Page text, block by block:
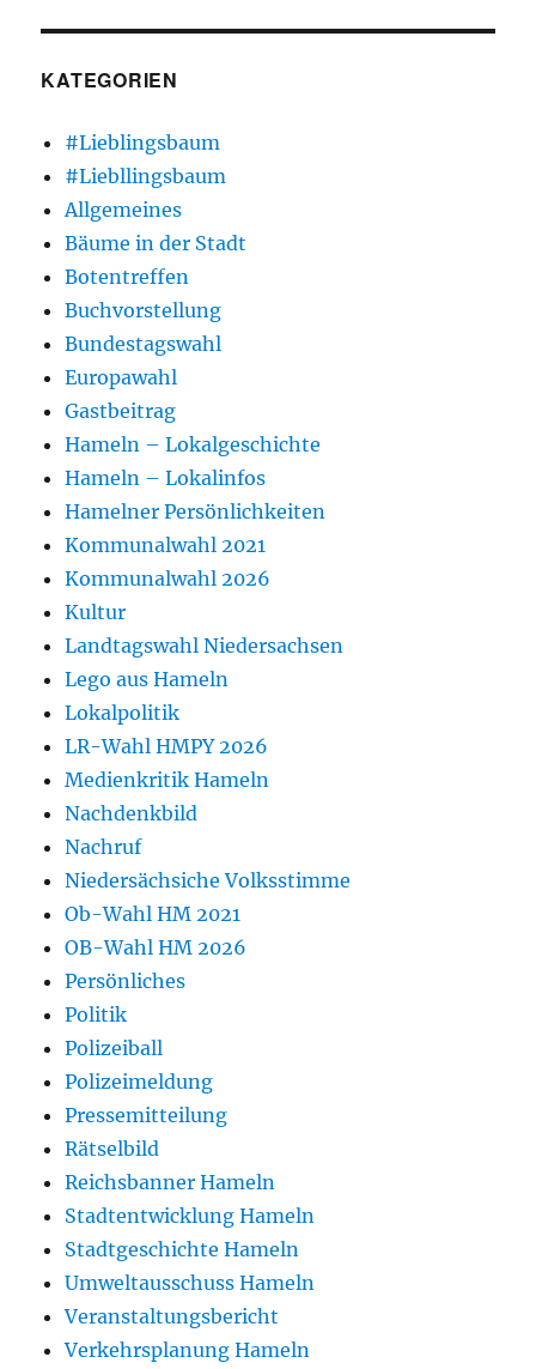
KATEGORIEN
#Lieblingsbaum
#Liebllingsbaum
Allgemeines
Bäume in der Stadt
Botentreffen
Buchvorstellung
Bundestagswahl
Europawahl
Gastbeitrag
Hameln – Lokalgeschichte
Hameln – Lokalinfos
Hamelner Persönlichkeiten
Kommunalwahl 2021
Kommunalwahl 2026
Kultur
Landtagswahl Niedersachsen
Lego aus Hameln
Lokalpolitik
LR-Wahl HMPY 2026
Medienkritik Hameln
Nachdenkbild
Nachruf
Niedersächsiche Volksstimme
Ob-Wahl HM 2021
OB-Wahl HM 2026
Persönliches
Politik
Polizeiball
Polizeimeldung
Pressemitteilung
Rätselbild
Reichsbanner Hameln
Stadtentwicklung Hameln
Stadtgeschichte Hameln
Umweltausschuss Hameln
Veranstaltungsbericht
Verkehrsplanung Hameln